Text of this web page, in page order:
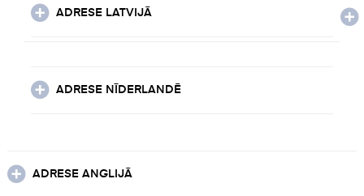
ADRESE LATVIJĀ
ADRESE NĪDERLANDĒ
ADRESE ANGLIJĀ